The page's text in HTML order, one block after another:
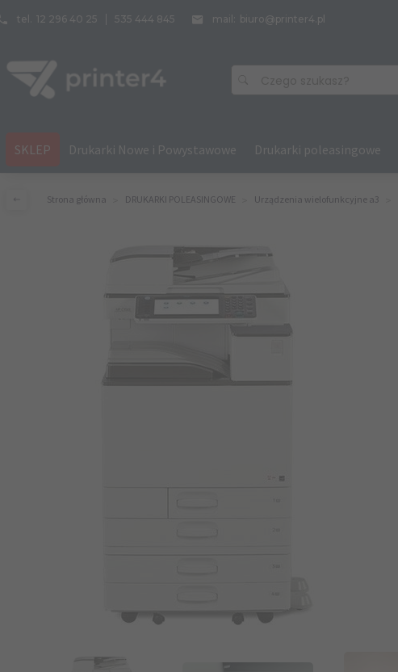
tel. 12 296 40 25 535 444 845 mail: biuro@printer4.pl
SKLEP Drukarki Nowe i Powystawowe Drukarki poleasingowe
Strona główna DRUKARKI POLEASINGOWE Urządzenia wielofunkcyjne a3